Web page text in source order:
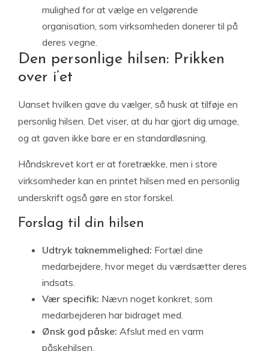
mulighed for at vælge en velgørende
organisation, som virksomheden donerer til på
deres vegne.
Den personlige hilsen: Prikken
over i’et
Uanset hvilken gave du vælger, så husk at tilføje en
personlig hilsen. Det viser, at du har gjort dig umage,
og at gaven ikke bare er en standardløsning.
Håndskrevet kort er at foretrække, men i store
virksomheder kan en printet hilsen med en personlig
underskrift også gøre en stor forskel.
Forslag til din hilsen
Udtryk taknemmelighed: Fortæl dine
medarbejdere, hvor meget du værdsætter deres
indsats.
Vær specifik: Nævn noget konkret, som
medarbejderen har bidraget med.
Ønsk god påske: Afslut med en varm
påskehilsen.